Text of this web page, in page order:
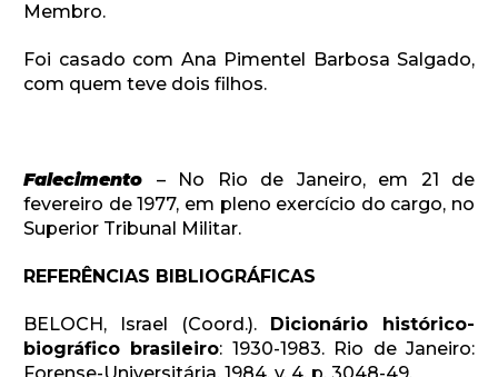
Membro.
Foi casado com Ana Pimentel Barbosa Salgado,
com quem teve dois filhos.
Falecimento – No Rio de Janeiro, em 21 de
fevereiro de 1977, em pleno exercício do cargo, no
Superior Tribunal Militar.
REFERÊNCIAS BIBLIOGRÁFICAS
BELOCH, Israel (Coord.). Dicionário histórico-
biográfico brasileiro: 1930-1983. Rio de Janeiro: